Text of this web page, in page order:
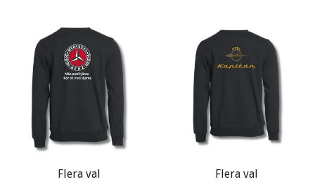
Flera val Flera val